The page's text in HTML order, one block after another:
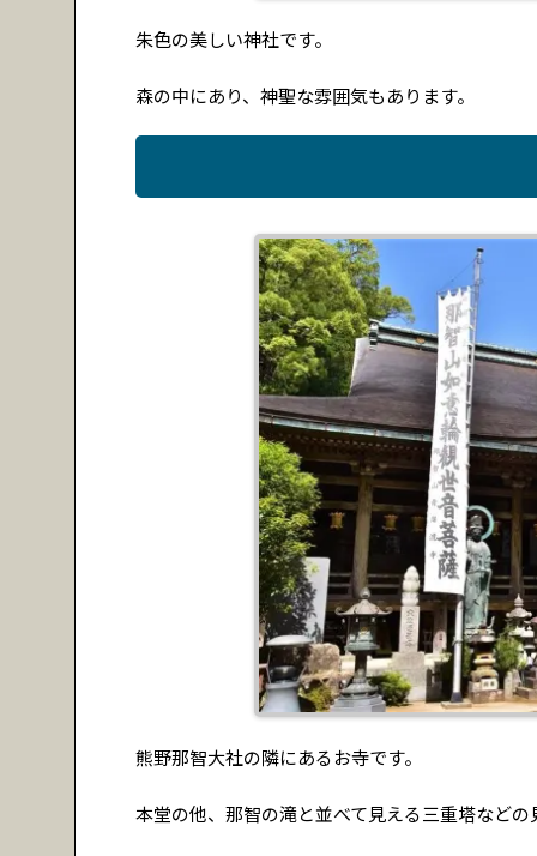
朱色の美しい神社です。
森の中にあり、神聖な雰囲気もあります。
熊野那智大社の隣にあるお寺です。
本堂の他、那智の滝と並べて見える三重塔などの